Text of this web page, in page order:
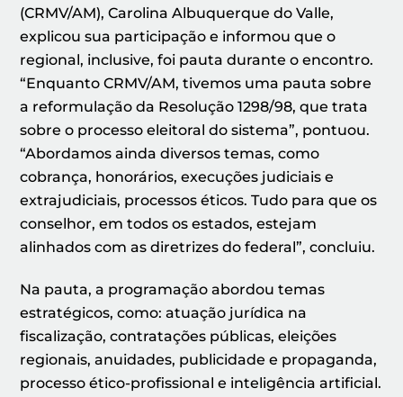
(CRMV/AM), Carolina Albuquerque do Valle,
explicou sua participação e informou que o
regional, inclusive, foi pauta durante o encontro.
“Enquanto CRMV/AM, tivemos uma pauta sobre
a reformulação da Resolução 1298/98, que trata
sobre o processo eleitoral do sistema”, pontuou.
“Abordamos ainda diversos temas, como
cobrança, honorários, execuções judiciais e
extrajudiciais, processos éticos. Tudo para que os
conselhor, em todos os estados, estejam
alinhados com as diretrizes do federal”, concluiu.
Na pauta, a programação abordou temas
estratégicos, como: atuação jurídica na
fiscalização, contratações públicas, eleições
regionais, anuidades, publicidade e propaganda,
processo ético-profissional e inteligência artificial.